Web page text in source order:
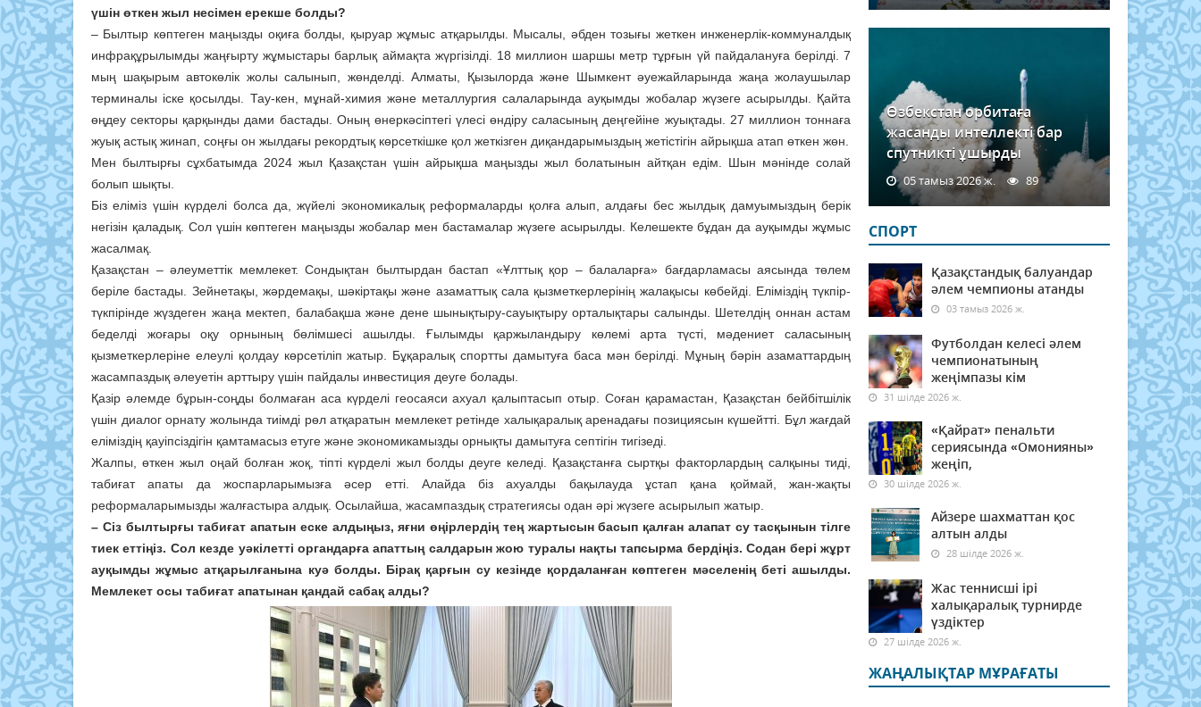
үшін өткен жыл несімен ерекше болды?
– Былтыр көптеген маңызды оқиға болды, қыруар жұмыс атқарылды. ­Мысалы, әбден тозығы жеткен инженерлік-коммуналдық
инфрақұрылымды жаңғырту жұмыстары барлық аймақта жүргізілді. 18 миллион шаршы метр тұрғын үй пайдалануға берілді. 7
мың шақырым автокөлік жолы салынып, жөнделді. Алматы, Қызылорда және Шымкент әуежайларында жаңа жолаушылар
терминалы іске қосылды. Тау-кен, мұнай-химия және металлургия салаларында ауқымды жобалар жүзеге асырылды. Қайта
өңдеу секторы қарқынды дами бастады. Оның өнеркәсіптегі үлесі өндіру саласының деңгейіне жуықтады. 27 миллион тоннаға
жуық астық жинап, соңғы он жылдағы рекордтық көрсеткішке қол жеткізген диқандарымыздың жетістігін айрықша атап өткен жөн.
Мен былтырғы сұхбатымда 2024 жыл Қазақстан үшін айрықша маңызды жыл болатынын айтқан едім. Шын мәнінде солай
болып шықты.
Біз еліміз үшін күрделі болса да, жүйелі экономикалық реформаларды қолға алып, алдағы бес жылдық дамуымыздың берік
негізін қаладық. Сол үшін көптеген маңызды жобалар мен бастамалар жүзеге асырылды. Келешекте бұдан да ауқымды жұмыс
жасалмақ.
Қазақстан – әлеуметтік мемлекет. Сондықтан былтырдан бастап «Ұлттық қор – балаларға» бағдарламасы аясында төлем
беріле бастады. Зейнетақы, жәрдемақы, шәкіртақы және азаматтық сала қызметкерлерінің жалақысы көбейді. Еліміздің түкпір-
түкпірінде жүздеген жаңа мектеп, балабақша және дене шынықтыру-сауықтыру орталықтары салынды. Шетелдің оннан астам
беделді жоғары оқу орнының бөлімшесі ашылды. Ғылымды қаржыландыру көлемі арта түсті, мәдениет саласының
қызметкерлеріне елеулі қолдау көрсетіліп жатыр. Бұқаралық спортты дамытуға баса мән берілді. Мұның бәрін азаматтардың
жасампаздық әлеуетін арттыру үшін пайдалы инвестиция деуге болады.
Қазір әлемде бұрын-соңды болмаған аса күрделі геосаяси ахуал қалыптасып отыр. Соған қарамастан, Қазақстан бейбітшілік
үшін диалог орнату жолында тиімді рөл атқаратын мемлекет ретінде халықаралық аренадағы позициясын күшейтті. Бұл жағдай
еліміздің қауіпсіздігін қамтамасыз етуге және экономикамызды орнықты дамытуға септігін тигізеді.
Жалпы, өткен жыл оңай болған жоқ, тіпті күрделі жыл болды деуге келеді. Қазақстанға сыртқы факторлардың салқыны тиді,
табиғат апаты да жоспарларымызға әсер етті. Алайда біз ахуалды бақылауда ұстап қана қоймай, жан-жақты
реформаларымызды жалғастыра алдық. Осылайша, жасампаздық стратегиясы одан әрі жүзеге асырылып жатыр.
– Сіз былтырғы табиғат апатын еске алдыңыз, яғни өңірлердің тең жартысын басып қалған алапат су тасқынын тілге
тиек еттіңіз. Сол кезде уәкілетті органдарға апаттың салдарын жою туралы нақты тапсырма бердіңіз. Содан бері жұрт
ауқымды жұмыс атқарылғанына куә болды. Бірақ қарғын су кезінде қордаланған көптеген мәселенің беті ашылды.
Мемлекет осы табиғат апатынан қандай сабақ алды?
Өзбекстан орбитаға
жасанды интеллекті бар
спутникті ұшырды
05 тамыз 2026 ж. 89
СПОРТ
Қазақстандық балуандар
әлем чемпионы атанды
03 тамыз 2026 ж.
Футболдан келесі әлем
чемпионатының
жеңімпазы кім
31 шілде 2026 ж.
«Қайрат» пенальти
сериясында «Омонияны»
жеңіп,
30 шілде 2026 ж.
Айзере шахматтан қос
алтын алды
28 шілде 2026 ж.
Жас теннисші ірі
халықаралық турнирде
үздіктер
27 шілде 2026 ж.
ЖАҢАЛЫҚТАР МҰРАҒАТЫ